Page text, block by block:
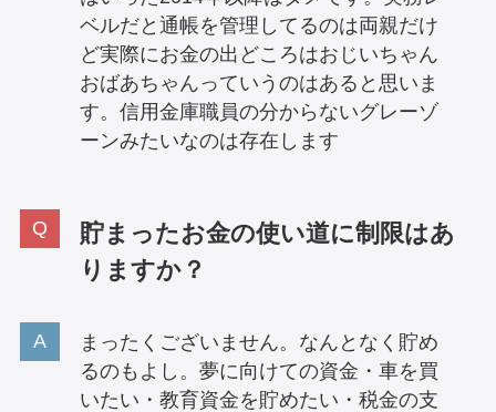
ベルだと通帳を管理してるのは両親だけ
ど実際にお金の出どころはおじいちゃん
おばあちゃんっていうのはあると思いま
す。信用金庫職員の分からないグレーゾ
ーンみたいなのは存在します
貯まったお金の使い道に制限はあ
りますか？
まったくございません。なんとなく貯め
るのもよし。夢に向けての資金・車を買
いたい・教育資金を貯めたい・税金の支